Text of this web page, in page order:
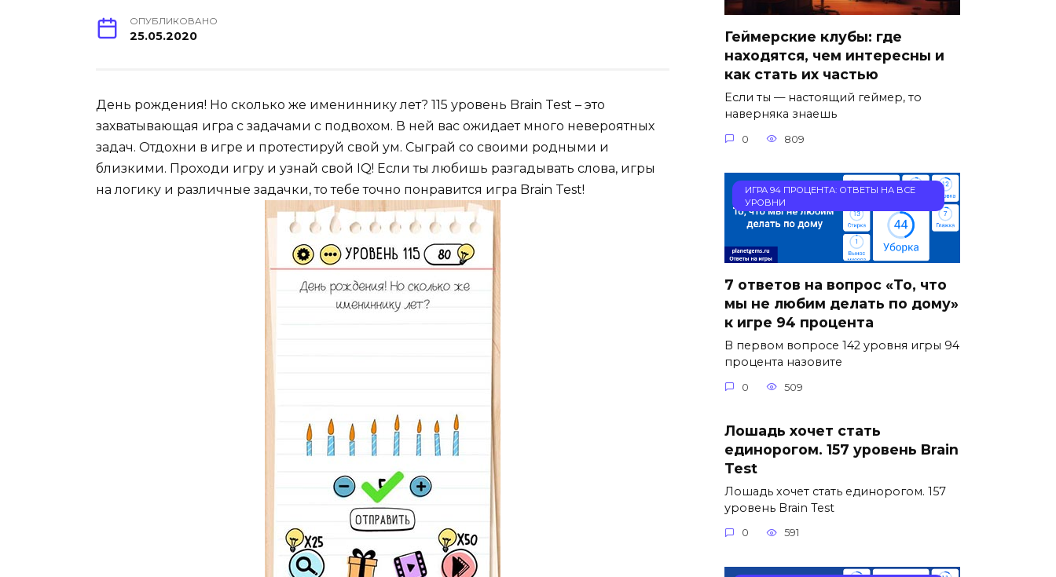
ОПУБЛИКОВАНО
25.05.2020
День рождения! Но сколько же имениннику лет? 115 уровень Brain Test – это
захватывающая игра с задачами с подвохом. В ней вас ожидает много невероятных
задач. Отдохни в игре и протестируй свой ум. Сыграй со своими родными и
близкими. Проходи игру и узнай свой IQ! Если ты любишь разгадывать слова, игры
на логику и различные задачки, то тебе точно понравится игра Brain Test!
Геймерские клубы: где
находятся, чем интересны и
как стать их частью
Если ты — настоящий геймер, то
наверняка знаешь
0 809
ИГРА 94 ПРОЦЕНТА: ОТВЕТЫ НА ВСЕ
УРОВНИ
7 ответов на вопрос «То, что
мы не любим делать по дому»
к игре 94 процента
В первом вопросе 142 уровня игры 94
процента назовите
0 509
Лошадь хочет стать
единорогом. 157 уровень Brain
Test
Лошадь хочет стать единорогом. 157
уровень Brain Test
0 591